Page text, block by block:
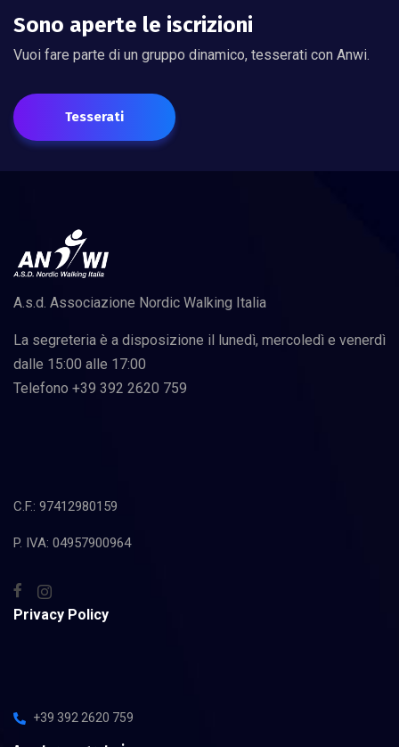
Sono aperte le iscrizioni
Vuoi fare parte di un gruppo dinamico, tesserati con Anwi.
Tesserati
A.s.d. Associazione Nordic Walking Italia
La segreteria è a disposizione il lunedì, mercoledì e venerdì
dalle 15:00 alle 17:00
Telefono +39 392 2620 759
C.F.: 97412980159
P. IVA: 04957900964
Privacy Policy
+39 392 2620 759